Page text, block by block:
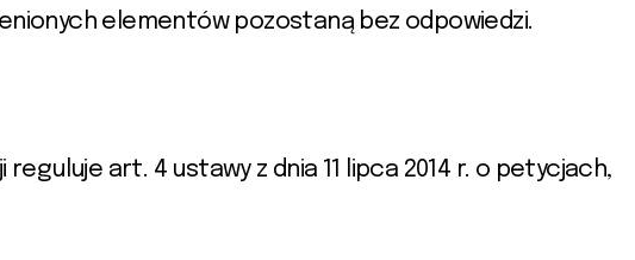
elementów pozostaną bez odpowiedzi.
reguluje art. 4 ustawy z dnia 11 lipca 2014 r. o petycjach,